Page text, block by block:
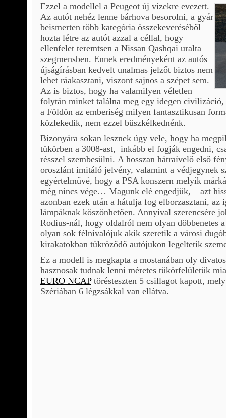
Ezzel a modellel a Peugeot új vizekre evezett.
Az autót nehéz lenne bárhova besorolni, a gyár
beismerten több kategória összekeveréséből
hozta létre az autót azzal a céllal, hogy
ellenfelet teremtsen a Nissan Qashqai uralta
szegmensben. Ennek eredményeként az autós
újságírásban kedvelt unalmas jelzőt biztos nem
lehet ráakasztani, viszont sajnos a szépet sem.
Az is biztos, hogy ha valamilyen véletlen
folytán minket találna meg egy idegen
a Földön az emberiség milyen fantasztikusan
közlekedik, nem ezzel büszkélkednénk.
Bizonyára sokan lesznek úgy vele, hogy ha
tükörben a 3008-ast, inkább el fogják engedni,
résszel szembesülni. A hosszan hátraívelő első
oroszlánt imitáló jelvény, valamint a védjegynek
egyértelművé, hogy a PSA konszern melyik
még nincs vége… Magunk elé engedjük, – azt
azonban ezek után a hátulja fog elborzasztani, az
lámpáknak köszönhetően. Annyival szerencsére
Rodius-nál, hogy oldalról nem olyan döbbenetes
olyan sok félnivalójuk akik szeretik a városi
kirakatokban tükröződő autójukon legeltetik
Ez a modell is megkapta a mostanában oly
hasznosak tudnak lenni méretes tükörfelületük
EURO NCAPtörésteszten 5 csillagot kapott,
Szériában 6 légzsákkal van ellátva.